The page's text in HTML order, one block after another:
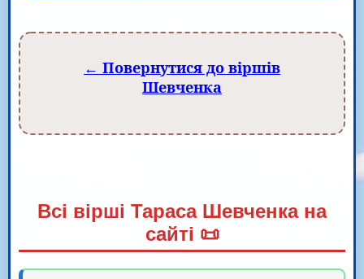
← Повернутися до віршів
Шевченка
Всі вірші Тараса Шевченка на
сайті 📜